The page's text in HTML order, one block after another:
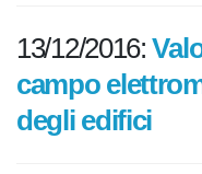
13/12/2016:
del campo